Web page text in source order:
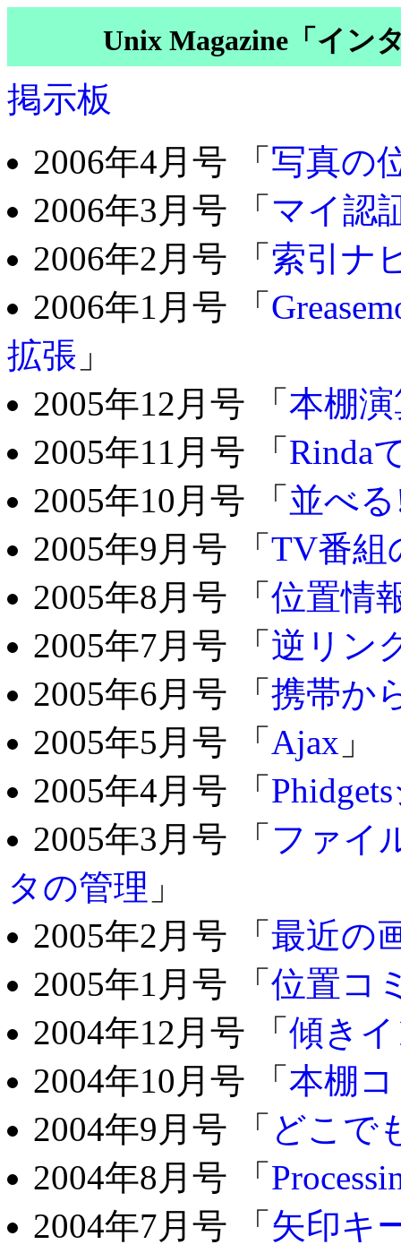
Unix Magazine「イン
掲示板
2006年4月号 「 写真の
2006年3月号 「 マイ認
2006年2月号 「 索引ナ
2006年1月号 「
拡張 」
2005年12月号 「 本棚
2005年11月号 「 Rinda
2005年10月号 「 並べ
2005年9月号 「 TV番組
2005年8月号 「 位置情
2005年7月号 「 逆リン
2005年6月号 「 携帯か
2005年5月号 「 Ajax 」
2005年4月号 「
2005年3月号 「 ファイ
タの管理 」
2005年2月号 「 最近の
2005年1月号 「 位置コ
2004年12月号 「 傾き
2004年10月号 「 本棚
2004年9月号 「 どこで
2004年8月号 「
2004年7月号 「 矢印キ